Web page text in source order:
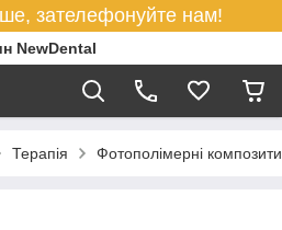
зателефонуйте нам!
NewDental
Терапія Фотополімерні композити